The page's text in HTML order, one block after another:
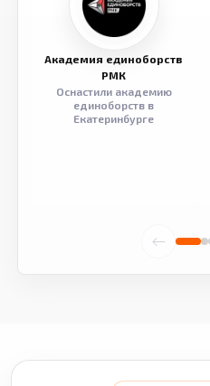
Академия единоборств
РМК
Оснастили академию
единоборств в
Екатеринбурге